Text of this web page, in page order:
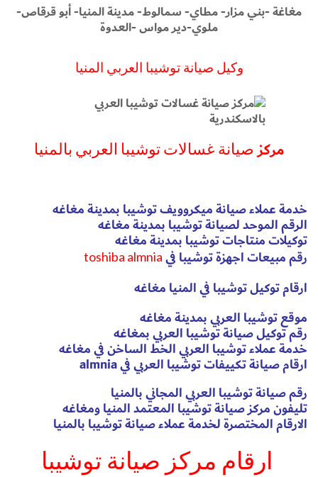
مغاغة -بني مزار- مطاي- سمالوط- مدينة المنيا- أبو قرقاص-
ملوي-دير مواس -العدوة
وكيل صيانة توشيبا العربي المنيا
مركزصيانة غسالات توشيبا العربي بالمنيا
خدمة عملاء صيانة ميكروويف توشيبا بمدينة مغاغه
الرقم الموحد لصيانة توشيبا بمدينة مغاغه
توكيلات منتاجات توشيبا بمدينة مغاغه
رقم مبيعات اجهزة توشيبا في toshiba almnia
ارقام توكيل توشيبا في المنيا مغاغه
موقع توشيبا العربي بمدينة مغاغه
رقم توكيل صيانة توشيبا العربي بمغاغه
خدمة عملاء توشيبا العربي الخط الساخن في مغاغه
ارقام صيانة تكييفات توشيبا العربي في almnia
رقم صيانة توشيبا العربي المجاني بالمنيا
تليفون مركز صيانة توشيبا المعتمد المنيا ومغاغه
الارقام المختصرة لخدمة عملاء صيانة توشيبا بالمنيا
ارقام مركز صيانة توشيبا